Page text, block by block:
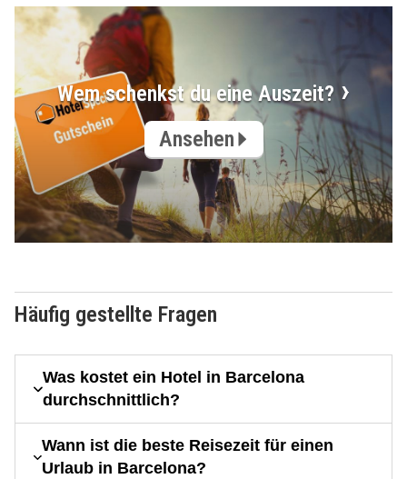
Wem schenkst du eine Auszeit?
Ansehen
Häufig gestellte Fragen
Was kostet ein Hotel in Barcelona
durchschnittlich?
Wann ist die beste Reisezeit für einen
Urlaub in Barcelona?